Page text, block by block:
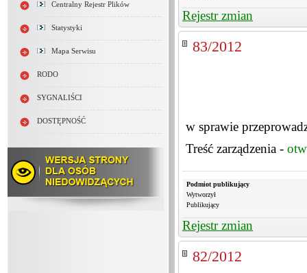
Centralny Rejestr Plików
Statystyki
Mapa Serwisu
RODO
SYGNALIŚCI
DOSTĘPNOŚĆ
Rejestr zmian
83/2012
w sprawie
Treść zarządzenia -
Podmiot publikujący
Wytworzył
Publikujący
Rejestr zmian
82/2012